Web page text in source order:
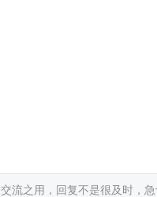
流之用，回复不是很及时，